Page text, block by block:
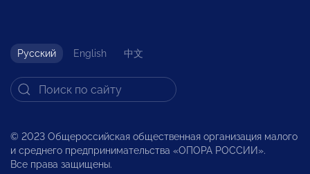
Русский English 中文
© 2023 Общероссийская общественная организация малого
и среднего предпринимательства «ОПОРА РОССИИ».
Все права защищены.